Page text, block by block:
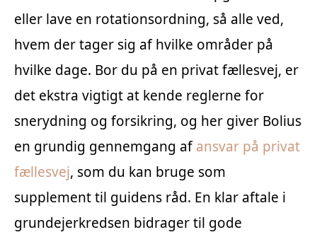
eller lave en rotationsordning, så alle ved,
hvem der tager sig af hvilke områder på
hvilke dage. Bor du på en privat fællesvej, er
det ekstra vigtigt at kende reglerne for
snerydning og forsikring, og her giver Bolius
en grundig gennemgang afansvar på privat
fællesvej, som du kan bruge som
supplement til guidens råd. En klar aftale i
grundejerkredsen bidrager til gode